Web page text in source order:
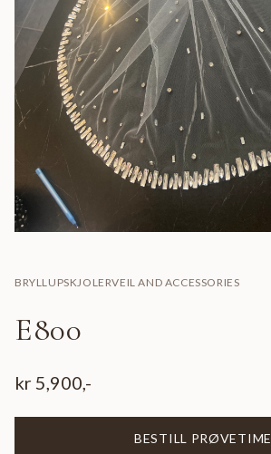
BRYLLUPSKJOLERVEIL AND ACCESSORIES
E800
kr 5,900 ,-
BESTILL PRØVETIME